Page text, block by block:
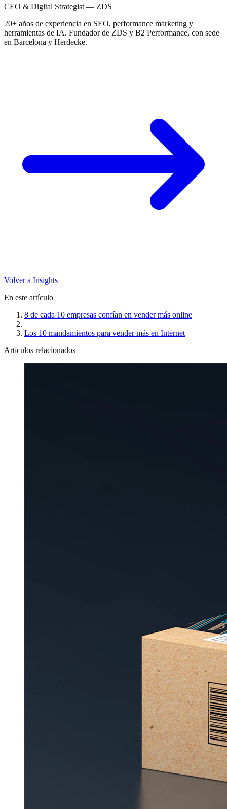
CEO & Digital Strategist — ZDS
20+ años de experiencia en SEO, performance marketing y
herramientas de IA. Fundador de ZDS y B2 Performance, con sede
en Barcelona y Herdecke.
Volver a Insights
En este artículo
8 de cada 10 empresas confían en vender más online
Los 10 mandamientos para vender más en Internet
Artículos relacionados